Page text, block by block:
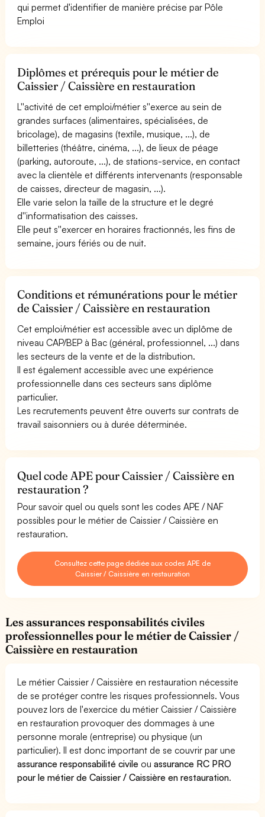
qui permet d'identifier de manière précise par Pôle
Emploi
Diplômes et prérequis pour le métier de
Caissier / Caissière en restauration
L''activité de cet emploi/métier s''exerce au sein de
grandes surfaces (alimentaires, spécialisées, de
bricolage), de magasins (textile, musique, ...), de
billetteries (théâtre, cinéma, ...), de lieux de péage
(parking, autoroute, ...), de stations-service, en contact
avec la clientèle et différents intervenants (responsable
de caisses, directeur de magasin, ...).
Elle varie selon la taille de la structure et le degré
d''informatisation des caisses.
Elle peut s''exercer en horaires fractionnés, les fins de
semaine, jours fériés ou de nuit.
Conditions et rémunérations pour le métier
de Caissier / Caissière en restauration
Cet emploi/métier est accessible avec un diplôme de
niveau CAP/BEP à Bac (général, professionnel, ...) dans
les secteurs de la vente et de la distribution.
Il est également accessible avec une expérience
professionnelle dans ces secteurs sans diplôme
particulier.
Les recrutements peuvent être ouverts sur contrats de
travail saisonniers ou à durée déterminée.
Quel code APE pour Caissier / Caissière en
restauration ?
Pour savoir quel ou quels sont les codes APE / NAF
possibles pour le métier de Caissier / Caissière en
restauration.
Consultez cette page dédiée aux codes APE de
Caissier / Caissière en restauration
Les assurances responsabilités civiles
professionnelles pour le métier de Caissier /
Caissière en restauration
Le métier Caissier / Caissière en restauration nécessite
de se protéger contre les risques professionnels. Vous
pouvez lors de l'exercice du métier Caissier / Caissière
en restauration provoquer des dommages à une
personne morale (entreprise) ou physique (un
particulier). Il est donc important de se couvrir par une
assurance responsabilité civile ouassurance RC PRO
pour le métier de Caissier / Caissière en restauration.